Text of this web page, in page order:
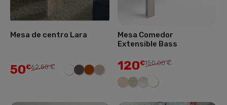
Mesa de centro Lara
50€62,50 €
Mesa Comedor
Extensible Bass
120€150,00 €